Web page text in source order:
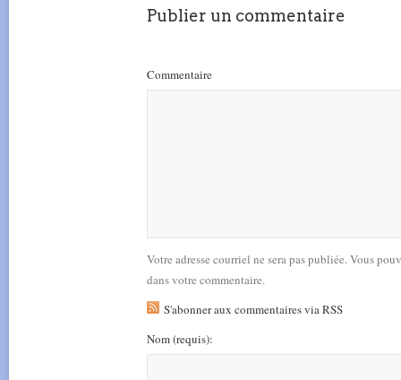
Publier un commentaire
Commentaire
Votre adresse courriel ne sera pas publiée. Vous
dans votre commentaire.
S'abonner aux commentaires via RSS
Nom(requis):